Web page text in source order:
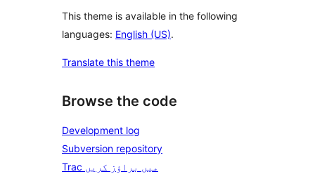
This theme is available in the following
languages: English (US).
Translate this theme
Browse the code
Development log
Subversion repository
Trac میں براؤز کریں